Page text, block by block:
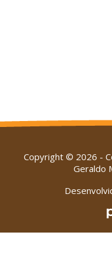
Copyright © 2026 -
Geraldo